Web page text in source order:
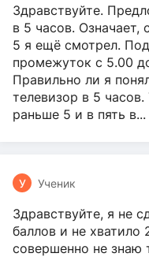
Здравствуйте.
в 5 часов. Означает,
5 я ещё смотрел.
промежуток с 5.00
Правильно ли я
телевизор в 5
раньше 5 и в пять в...
У Ученик
Здравствуйте, я не
баллов и не хватило
совершенно не знаю